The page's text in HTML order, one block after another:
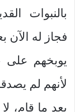
بالنبوات
فجاز له
يوبخهم على
لأنهم لم
بعد ما قام،